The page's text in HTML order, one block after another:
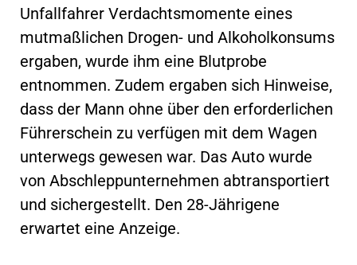
Unfallfahrer Verdachtsmomente eines
mutmaßlichen Drogen- und Alkoholkonsums
ergaben, wurde ihm eine Blutprobe
entnommen. Zudem ergaben sich Hinweise,
dass der Mann ohne über den erforderlichen
Führerschein zu verfügen mit dem Wagen
unterwegs gewesen war. Das Auto wurde
von Abschleppunternehmen abtransportiert
und sichergestellt. Den 28-Jährigene
erwartet eine Anzeige.